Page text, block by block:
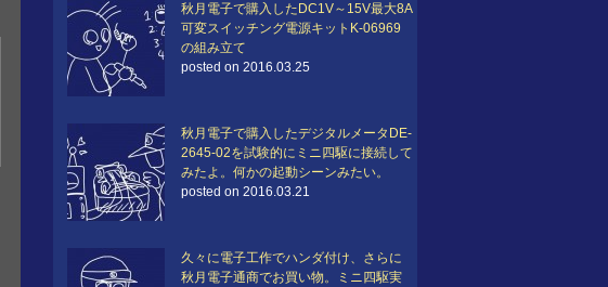
秋月電子で購入したDC1V～15V最大8A
可変スイッチング電源キットK-06969
の組み立て
posted on 2016.03.25
秋月電子で購入したデジタルメータDE-
2645-02を試験的にミニ四駆に接続して
みたよ。何かの起動シーンみたい。
posted on 2016.03.21
久々に電子工作でハンダ付け、さらに
秋月電子通商でお買い物。ミニ四駆実